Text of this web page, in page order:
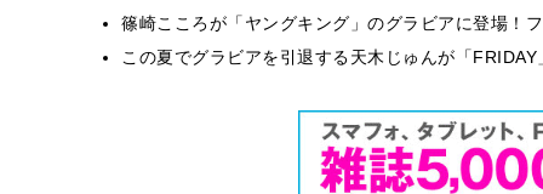
篠崎こころが「ヤングキング」のグラビアに登場！
この夏でグラビアを引退する天木じゅんが「